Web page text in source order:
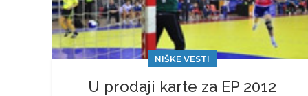
NIŠKE VESTI
U prodaji karte za EP 2012